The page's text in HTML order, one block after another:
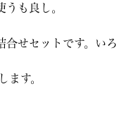
も良し。
せセットです。いろ
す。